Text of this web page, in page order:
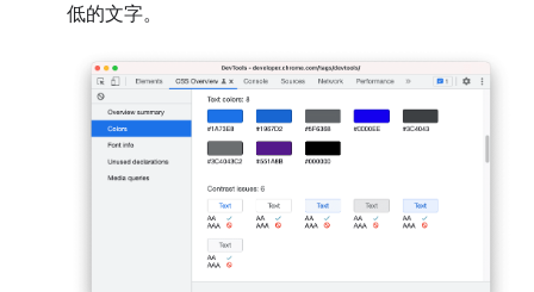
低的文字。